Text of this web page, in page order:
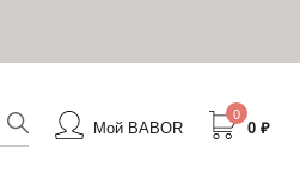
Мой BABOR
0
0 ₽